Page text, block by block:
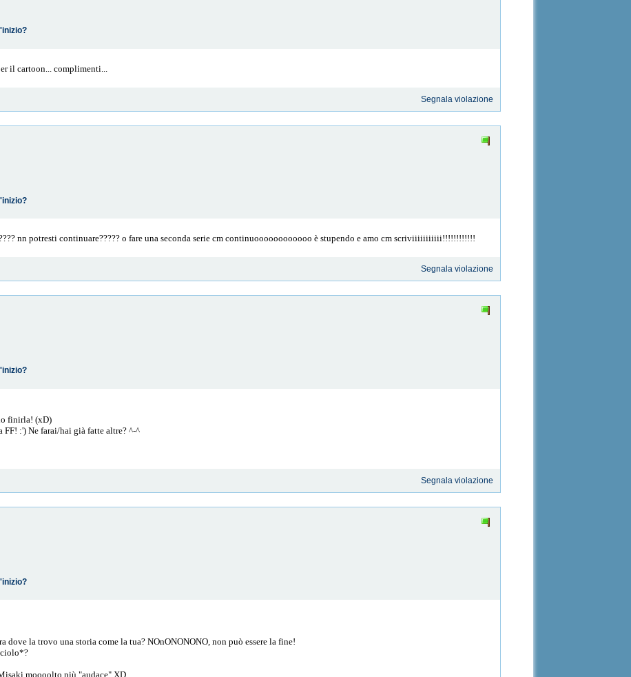
il cartoon... complimenti...
Segnala violazione
nn potresti continuare????? o fare una seconda serie cm continuoooooooooooo è stupendo e amo cm scriviiiiiiiiiii!!!!!!!!!!!!
Segnala violazione
finirla! (xD)
FF! :') Ne farai/hai già fatte altre? ^-^
Segnala violazione
dove la trovo una storia come la tua? NOnONONONO, non può essere la fine!
moooolto più "audace" XD